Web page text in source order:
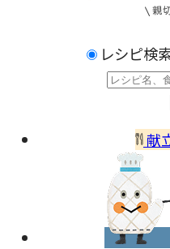
レシピ検
献